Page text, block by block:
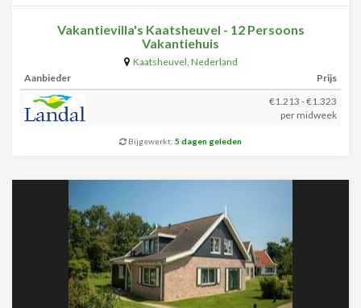
Vakantievilla's Kaatsheuvel - 12 Persoons
Vakantiehuis
Kaatsheuvel, Nederland
Aanbieder
Prijs
€1.213 - €1.323
per midweek
Bijgewerkt: 5 dagen geleden